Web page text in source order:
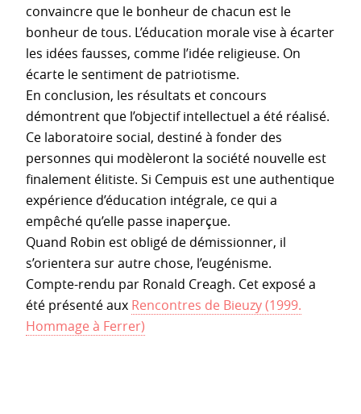
convaincre que le bonheur de chacun est le
bonheur de tous. L’éducation morale vise à écarter
les idées fausses, comme l’idée religieuse. On
écarte le sentiment de patriotisme.
En conclusion, les résultats et concours
démontrent que l’objectif intellectuel a été réalisé.
Ce laboratoire social, destiné à fonder des
personnes qui modèleront la société nouvelle est
finalement élitiste. Si Cempuis est une authentique
expérience d’éducation intégrale, ce qui a
empêché qu’elle passe inaperçue.
Quand Robin est obligé de démissionner, il
s’orientera sur autre chose, l’eugénisme.
Compte-rendu par Ronald Creagh. Cet exposé a
été présenté aux Rencontres de Bieuzy (1999.
Hommage à Ferrer)